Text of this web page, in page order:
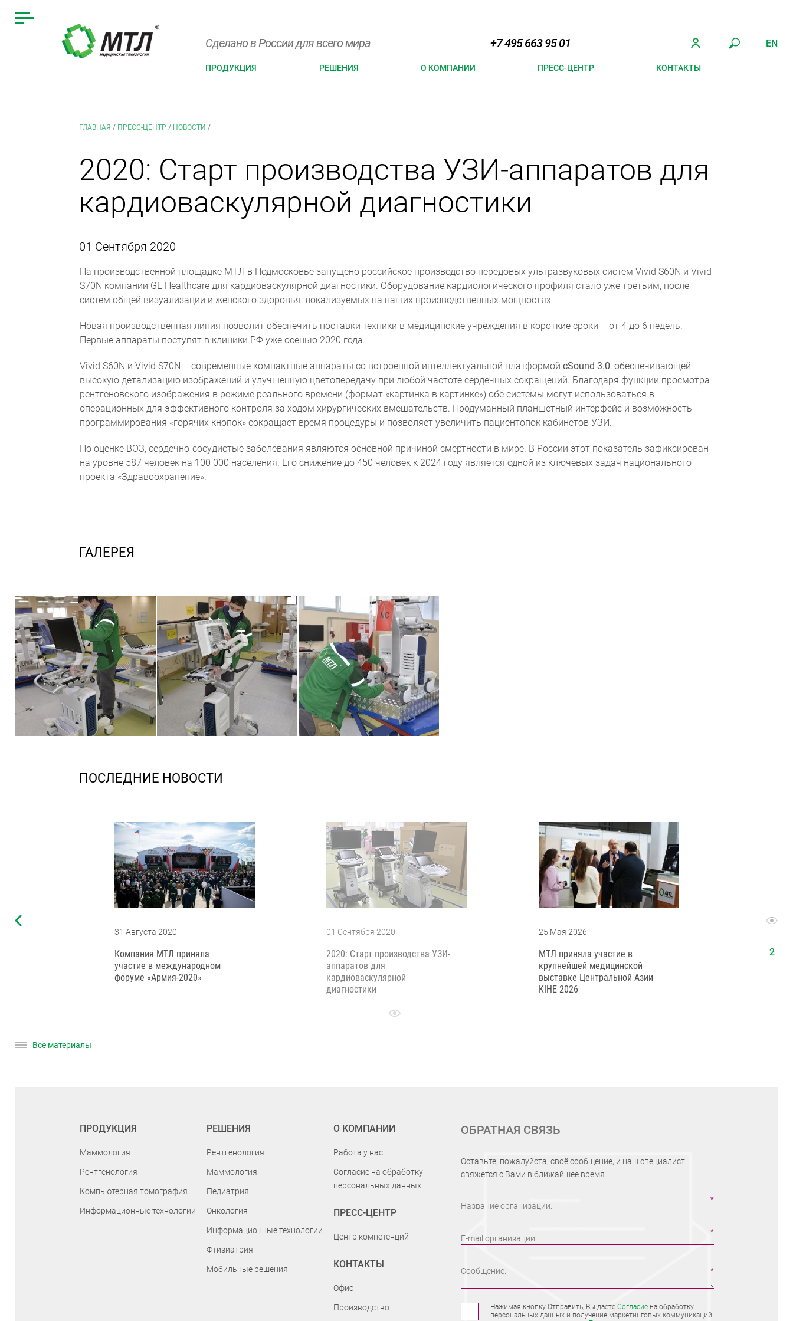
Сделано в России для всего мира +7 495 663 95 01 EN
ПРОДУКЦИЯ РЕШЕНИЯ О КОМПАНИИ ПРЕСС-ЦЕНТР КОНТАКТЫ
ГЛАВНАЯ / ПРЕСС-ЦЕНТР / НОВОСТИ /
2020: Старт производства УЗИ-аппаратов для
кардиоваскулярной диагностики
01 Сентября 2020
На производственной площадке МТЛ в Подмосковье запущено российское производство передовых ультразвуковых систем Vivid S60N и Vivid
S70N компании GE Healthcare для кардиоваскулярной диагностики. Оборудование кардиологического профиля стало уже третьим, после
систем общей визуализации и женского здоровья, локализуемых на наших производственных мощностях.
Новая производственная линия позволит обеспечить поставки техники в медицинские учреждения в короткие сроки – от 4 до 6 недель.
Первые аппараты поступят в клиники РФ уже осенью 2020 года.
Vivid S60N и Vivid S70N – современные компактные аппараты со встроенной интеллектуальной платформой cSound 3.0, обеспечивающей
высокую детализацию изображений и улучшенную цветопередачу при любой частоте сердечных сокращений. Благодаря функции просмотра
рентгеновского изображения в режиме реального времени (формат «картинка в картинке») обе системы могут использоваться в
операционных для эффективного контроля за ходом хирургических вмешательств. Продуманный планшетный интерфейс и возможность
программирования «горячих кнопок» сокращает время процедуры и позволяет увеличить пациентопок кабинетов УЗИ.
По оценке ВОЗ, сердечно-сосудистые заболевания являются основной причиной смертности в мире. В России этот показатель зафиксирован
на уровне 587 человек на 100 000 населения. Его снижение до 450 человек к 2024 году является одной из ключевых задач национального
проекта «Здравоохранение».
ГАЛЕРЕЯ
ПОСЛЕДНИЕ НОВОСТИ
31 Августа 2020
Компания МТЛ приняла
участие в международном
форуме «Армия-2020»
01 Сентября 2020
2020: Старт производства УЗИ-
аппаратов для
кардиоваскулярной
диагностики
25 Мая 2026
МТЛ приняла участие в
крупнейшей медицинской
выставке Центральной Азии
KIHE 2026
Все материалы
ПРОДУКЦИЯ
Маммология
Рентгенология
Компьютерная томография
Информационные технологии
РЕШЕНИЯ
Рентгенология
Маммология
Педиатрия
Онкология
Информационные технологии
Фтизиатрия
Мобильные решения
О КОМПАНИИ
Работа у нас
Согласие на обработку
персональных данных
ПРЕСС-ЦЕНТР
Центр компетенций
КОНТАКТЫ
Офис
Производство
ОБРАТНАЯ СВЯЗЬ
Оставьте, пожалуйста, своё сообщение, и наш специалист
свяжется с Вами в ближайшее время.
Название организации:
E-mail организации:
Сообщение:
Нажимая кнопку Отправить, Вы даете Согласиена обработку
персональных данных и получение маркетинговых коммуникаций